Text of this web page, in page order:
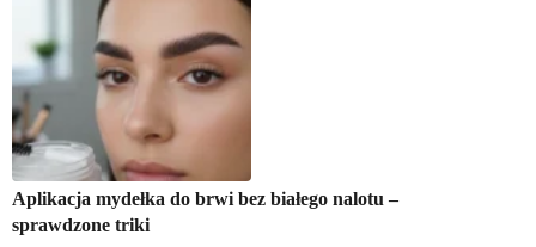
Aplikacja mydełka do brwi bez białego nalotu –
sprawdzone triki